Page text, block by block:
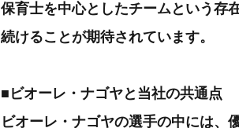
保育士を中心としたチームという存
続けることが期待されています。
■ビオーレ・ナゴヤと当社の共通点
ビオーレ・ナゴヤの選手の中には、